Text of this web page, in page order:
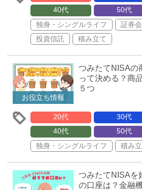
40代
50代
独身・シングルライフ
証券
投資信託
積み立て
お役立ち情報
つみたてNISAの
って決める？商
５つ
20代
30代
40代
50代
独身・シングルライフ
積み
つみたてNISAを
の口座は？金融